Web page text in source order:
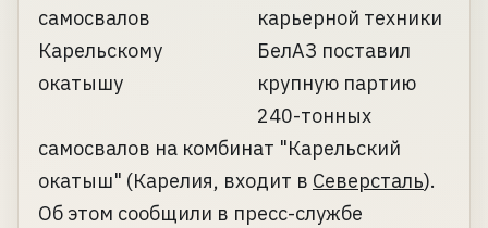
карьерной техники
БелАЗ поставил
крупную партию
240-тонных
самосвалов на комбинат "Карельский
окатыш" (Карелия, входит в Северсталь).
Об этом сообщили в пресс-службе